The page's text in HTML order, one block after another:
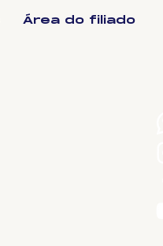
Área do filiado